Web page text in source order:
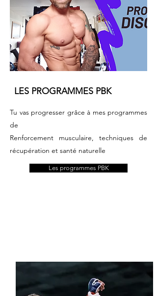
Tu vas progresser grâce à mes programmes
de
Renforcement musculaire, techniques de
récupération et santé naturelle
Les programmes PBK
LES PROGRAMMES PBK